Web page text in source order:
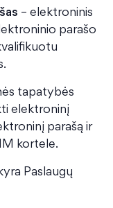
– elektroninis
parašo
tapatybės
elektroninį
parašą ir
kortele.
Paslaugų